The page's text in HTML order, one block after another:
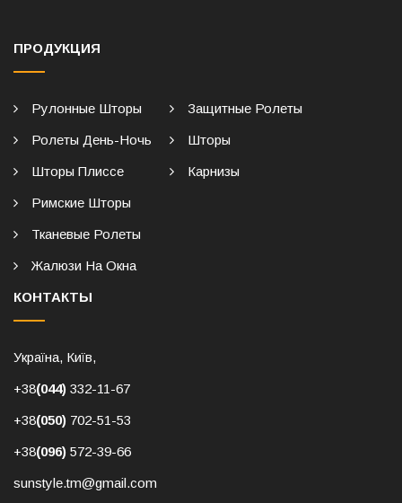
ПРОДУКЦИЯ
Рулонные Шторы
Ролеты День-Ночь
Шторы Плиссе
Римские Шторы
Тканевые Ролеты
Жалюзи На Окна
Защитные Ролеты
Шторы
Карнизы
КОНТАКТЫ
Україна, Київ,
+38(044) 332-11-67
+38(050) 702-51-53
+38(096) 572-39-66
sunstyle.tm@gmail.com